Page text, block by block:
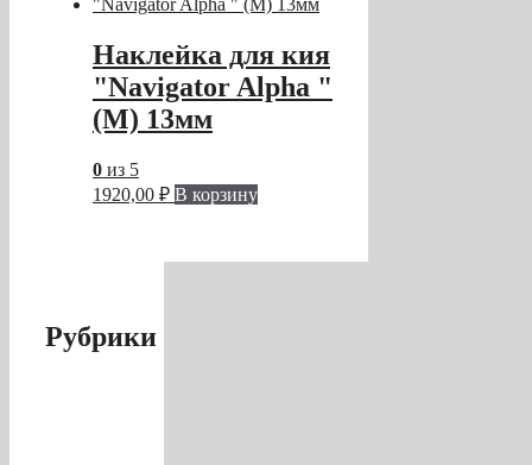
Наклейка для кия
"Navigator Alpha "
(M) 13мм
0 из 5
1920,00 ₽ В корзину
Рубрики